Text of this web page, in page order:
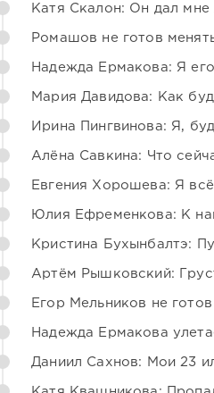
Катя Скалон: Он дал мне
Ромашов не готов
Надежда Ермакова: Я его
Мария Давидова: Как
Ирина Пингвинова: Я,
Алёна Савкина: Что
Евгения Хорошева: Я
Юлия Ефременкова: К
Кристина Бухынбалтэ:
Артём Рышковский:
Егор Мельников не
Надежда Ермакова
Даниил Сахнов: Мои 23